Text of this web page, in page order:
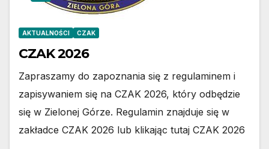
AKTUALNOŚCI CZAK
CZAK 2026
Zapraszamy do zapoznania się z regulaminem i
zapisywaniem się na CZAK 2026, który odbędzie
się w Zielonej Górze. Regulamin znajduje się w
zakładce CZAK 2026 lub klikając tutaj CZAK 2026